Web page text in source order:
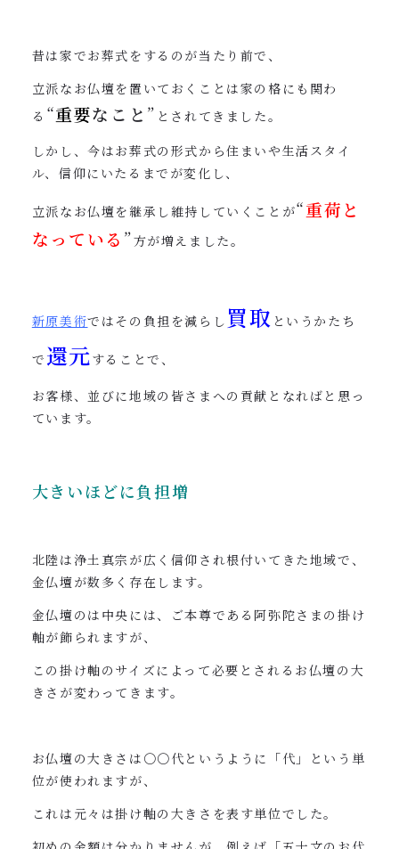
昔は家でお葬式をするのが当たり前で、
立派なお仏壇を置いておくことは家の格にも関わ
る “重要なこと ” とされてきました。
しかし、今はお葬式の形式から住まいや生活スタイ
ル、信仰にいたるまでが変化し、
立派なお仏壇を継承し維持していくことが“重荷と
なっている ”方が増えました。
新原美術ではその負担を減らし 買取 というかたち
で 還元することで、
お客様、並びに地域の皆さまへの貢献となればと思っ
ています。
大きいほどに負担増
北陸は浄土真宗が広く信仰され根付いてきた地域で、
金仏壇が数多く存在します。
金仏壇のは中央には、ご本尊である阿弥陀さまの掛け
軸が飾られますが、
この掛け軸のサイズによって必要とされるお仏壇の大
きさが変わってきます。
お仏壇の大きさは〇〇代というように「代」という単
位が使われますが、
これは元々は掛け軸の大きさを表す単位でした。